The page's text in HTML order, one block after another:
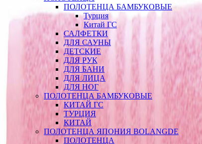
ПОЛОТЕНЦА БАМБУКОВЫЕ
Турция
Китай ГС
САЛФЕТКИ
ДЛЯ САУНЫ
ДЕТСКИЕ
ДЛЯ РУК
ДЛЯ БАНИ
ДЛЯ ЛИЦА
ДЛЯ НОГ
ПОЛОТЕНЦА БАМБУКОВЫЕ
КИТАЙ ГС
ТУРЦИЯ
КИТАЙ
ПОЛОТЕНЦА ЯПОНИЯ BOLANGDE
ПОЛОТЕНЦА